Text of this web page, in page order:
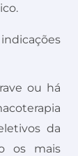
ou há
da
os mais